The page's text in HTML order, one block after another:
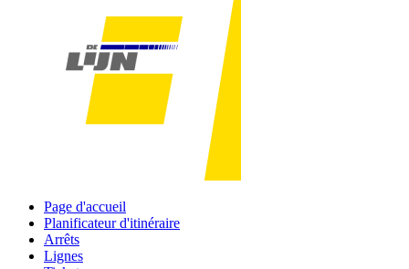
Page d'accueil
Planificateur d'itinéraire
Arrêts
Lignes